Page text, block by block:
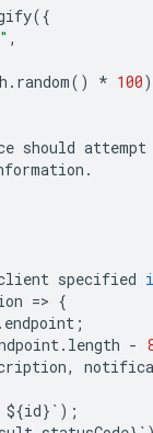
({
,
. random() * 100
should attempt
.
specified
=> {
. endpoint ;
. length -
,
${id} ` );